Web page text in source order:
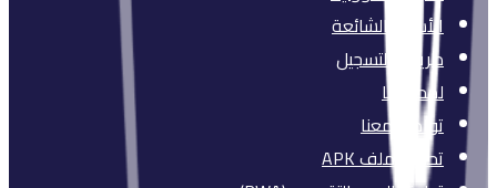
الأسئلة الشائعة
طريقة التسجيل
لمحة عنا
تواصل معنا
تحميل ملف APK